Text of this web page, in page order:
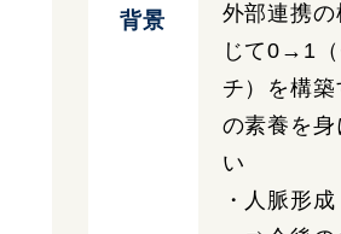
背景
外部連携の
じて0→1（
チ）を構
の素養を身
い
・人脈形成